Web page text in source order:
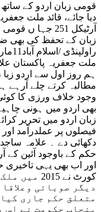
قومی زبان اردو کے ساتھ
دیا جائے، قائد ملت جعفریہ
آرٹیکل 251
زبان کے تحفظ کی بھی
ملت جعفریہ پاکستان
ہم روز اول سے اردو
مطالبہ کرتے چلے آرہے
وجود خلاف ورزی کا
بھی اردو میں ہونی
زبان اردو میں تحریر
فیصلوں پر عملدرآمد اور
دکھائی دے ۔ علامہ
اور اب بھی یہی
کورٹ نے
دیگر صوبائی
متعلق حکم جاری
پنجاب حکومت نے اس